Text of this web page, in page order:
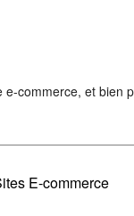
commerce, et
E-commerce